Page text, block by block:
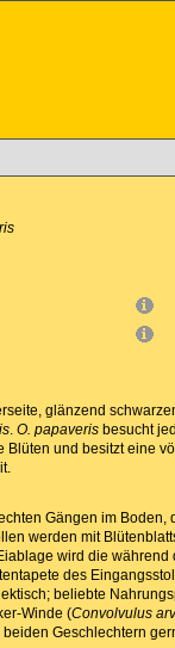
glänzend
. O. papaverisbesucht
Blüten und besitzt eine
Gängen im Boden,
werden mit
wird die während
des
beliebte
Winde (Convolvulus
Geschlechtern